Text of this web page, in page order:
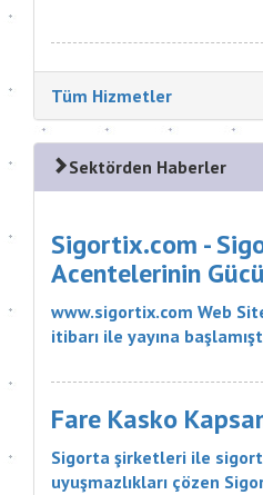
Tüm Hizmetler
Sektörden Haberler
Sigortix.com -
Acentelerinin Gücü
www.sigortix.com Web
itibarı ile yayına
Acentelerini neden
konusunda bilgilendiren
Acentelerine müşteri yö...
Fare Kasko
Sigorta şirketleri ile
uyuşmazlıkları çözen